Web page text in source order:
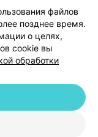
рекламы
файлов
позднее время.
о целях,
cookie вы
обработки